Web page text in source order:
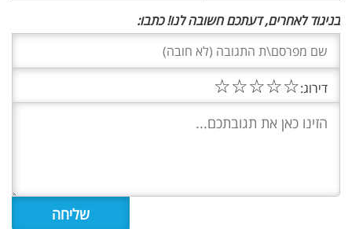
בניגוד לאחרים, דעתכם חשובה לנו! כתבו:
דירוג:☆
☆
☆
☆
☆